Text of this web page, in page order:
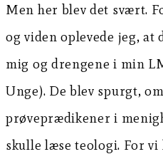
Men her blev det svært.
og viden oplevede jeg,
mig og drengene i min
Unge). De blev spurgt,
prøveprædikener i
skulle læse teologi. For